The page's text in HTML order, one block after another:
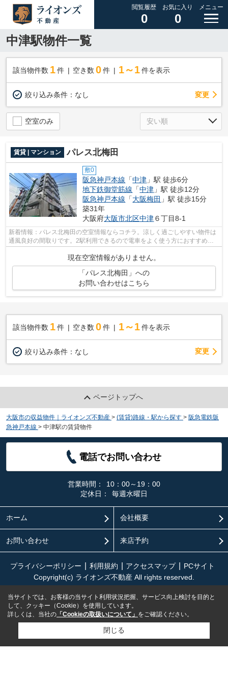
閲覧履歴
0
お気に入り
0
メニュー
中津駅物件一覧
該当物件数 1件 空き数 0 件 1～1 件を表示
絞り込み条件： なし 変更
空室のみ
賃貸 | マンション パレス北梅田
敷0
阪急神戸本線 「中津 」駅 徒歩6分
地下鉄御堂筋線 「中津 」駅 徒歩12分
阪急神戸本線 「大阪梅田 」駅 徒歩15分
築31年
大阪府大阪市北区中津６丁目8-1
新着情報：パレス北梅田の空室情報ならコチラ。涼しく過ごしやすい物件は
通風良好の間取りです。2駅利用できるので電車をよく使う方におすすめな
現在空室情報がありません。
「パレス北梅田」への
お問い合わせはこちら
該当物件数 1件 空き数 0 件 1～1 件を表示
絞り込み条件： なし 変更
ページトップへ
大阪市の収益物件｜ライオンズ不動産 > (賃貸)路線・駅から探す > 阪急電鉄阪
急神戸本線 > 中津駅の賃貸物件
電話でお問い合わせ
営業時間：
10：00～19：00
定休日：
毎週水曜日
ホーム 会社概要
お問い合わせ 来店予約
プライバシーポリシー 利用規約 アクセスマップ
PCサイト
Copyright(c) ライオンズ不動産 All rights reserved.
当サイトでは、お客様の当サイト利用状況把握、サービス向上検討を目的と
して、クッキー（Cookie）を使用しています。
詳しくは、当社の 「Cookieの取扱いについて」 をご確認ください。
閉じる